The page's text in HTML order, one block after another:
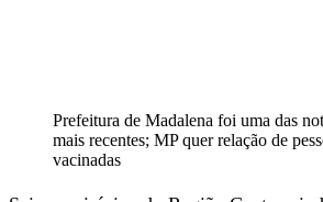
Prefeitura de Madalena foi uma das
mais recentes; MP quer relação de
vacinadas